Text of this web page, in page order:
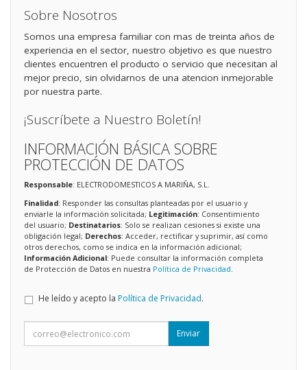
Sobre Nosotros
Somos una empresa familiar con mas de treinta años de
experiencia en el sector, nuestro objetivo es que nuestro
clientes encuentren el producto o servicio que necesitan al
mejor precio, sin olvidarnos de una atencion inmejorable
por nuestra parte.
¡Suscríbete a Nuestro Boletín!
INFORMACIÓN BÁSICA SOBRE
PROTECCIÓN DE DATOS
Responsable: ELECTRODOMESTICOS A MARIÑA, S.L.
Finalidad: Responder las consultas planteadas por el usuario y
enviarle la información solicitada; Legitimación: Consentimiento
del usuario; Destinatarios: Solo se realizan cesiones si existe una
obligación legal; Derechos: Acceder, rectificar y suprimir, así como
otros derechos, como se indica en la información adicional;
Información Adicional: Puede consultar la información completa
de Protección de Datos en nuestra Política de Privacidad
He leído y acepto la Política de Privacidad.
Enviar